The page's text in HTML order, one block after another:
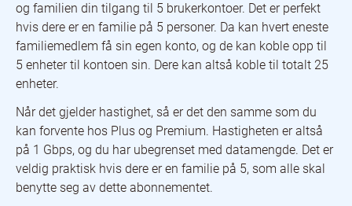
og familien din tilgang til 5 brukerkontoer. Det er perfekt
hvis dere er en familie på 5 personer. Da kan hvert eneste
familiemedlem få sin egen konto, og de kan koble opp til
5 enheter til kontoen sin. Dere kan altså koble til totalt 25
enheter.
Når det gjelder hastighet, så er det den samme som du
kan forvente hos Plus og Premium. Hastigheten er altså
på 1 Gbps, og du har ubegrenset med datamengde. Det er
veldig praktisk hvis dere er en familie på 5, som alle skal
benytte seg av dette abonnementet.